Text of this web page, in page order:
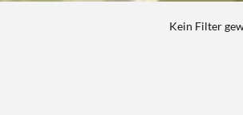
Kein Filter